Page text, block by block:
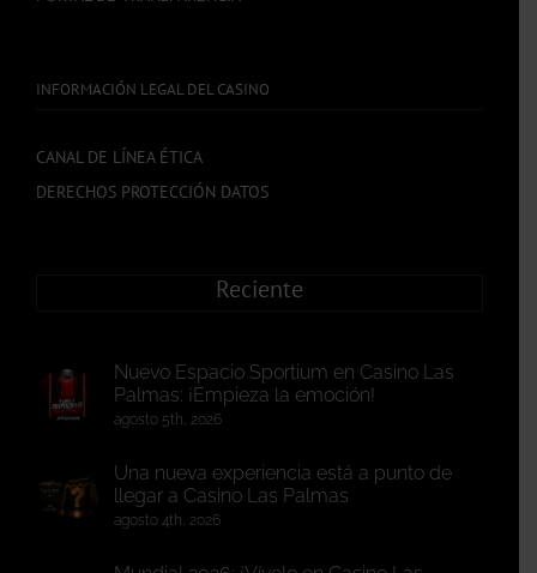
INFORMACIÓN LEGAL DEL CASINO
CANAL DE LÍNEA ÉTICA
DERECHOS PROTECCIÓN DATOS
Reciente
Nuevo Espacio Sportium en Casino Las
Palmas: ¡Empieza la emoción!
agosto 5th, 2026
Una nueva experiencia está a punto de
llegar a Casino Las Palmas
agosto 4th, 2026